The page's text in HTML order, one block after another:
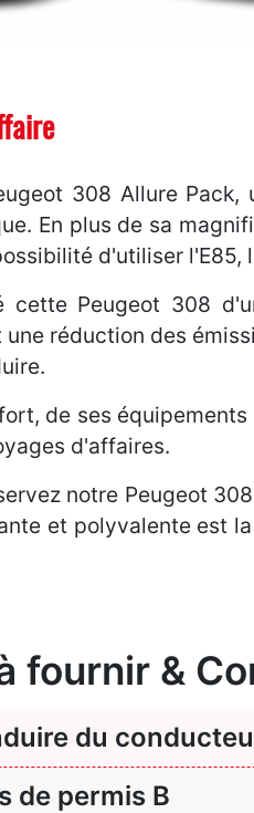
308 Allure
En plus de sa
d'utiliser l'E85,
cette Peugeot 308
réduction des
de ses
d'affaires.
notre Peugeot
et polyvalente est
fournir &
du
de permis B